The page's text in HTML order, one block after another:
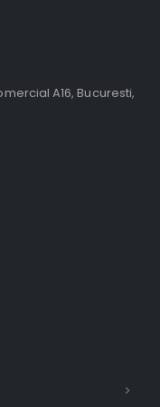
A16, Bucuresti,